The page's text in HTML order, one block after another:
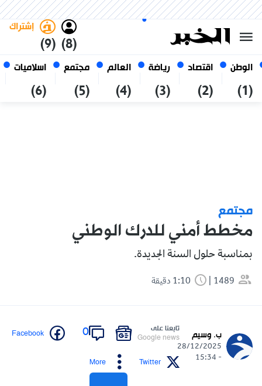
الوطن
(1)
اقتصاد
(2)
رياضة
(3)
العالم
(4)
مجتمع
(5)
اسلاميات
(6)
(8)
إشتراك
(9)
أغسطس 2026
الجزائر
مجتمع
مخطط أمني للدرك الوطني
بمناسبة حلول السنة الجديدة.
1489
ب. وسيم
28/12/2025
- 15:34
تابعنا على
Google news
0
Facebook
Twitter
More